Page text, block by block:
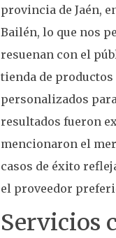
provincia de Jaén,
Bailén, lo que nos
resuenan con el
tienda de productos
personalizados
resultados fueron
mencionaron el
casos de éxito
el proveedor
Servicios